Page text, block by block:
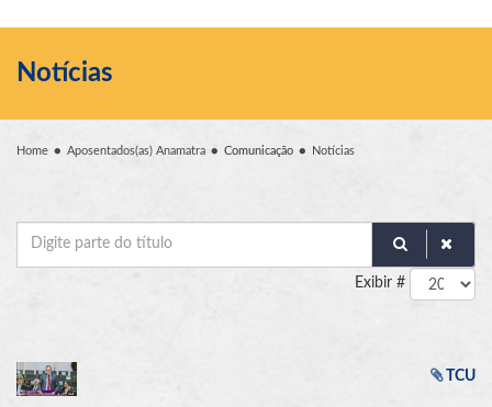
Notícias
Home Aposentados(as) Anamatra Comunicação Notícias
Digite
Exibir #
TCU